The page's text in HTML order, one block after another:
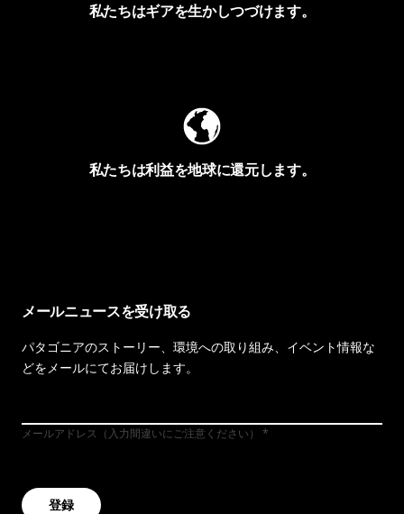
私たちはギアを生かしつづけます。
私たちは利益を地球に還元します。
メールニュースを受け取る
パタゴニアのストーリー、環境への取り組み、イベント情報な
どをメールにてお届けします。
メールアドレス（入力間違いにご注意ください）
登録